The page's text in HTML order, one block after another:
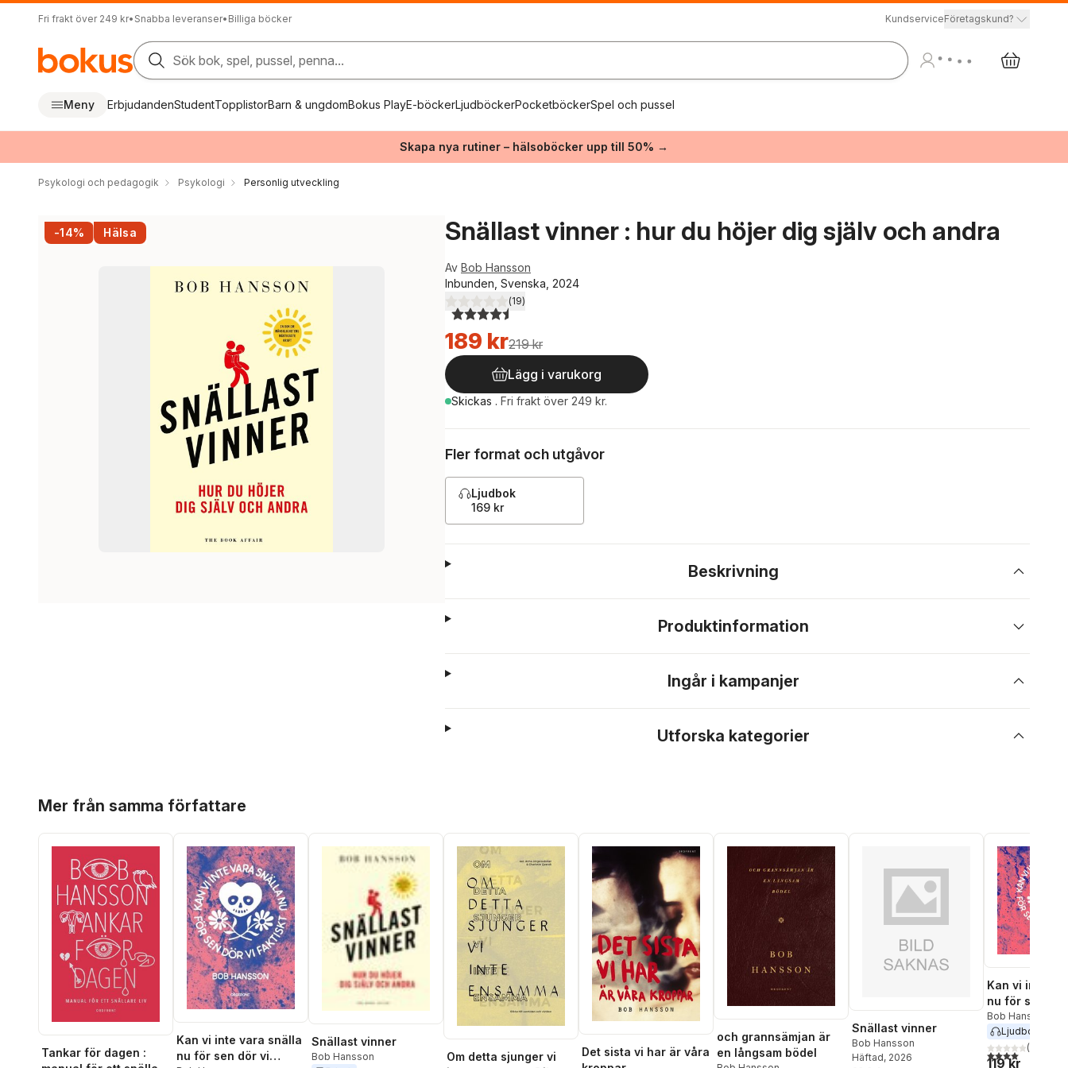
Fri frakt över 249 kr• Snabba leveranser• Billiga böcker KundserviceFöretagskund?
Sök bok, spel, pussel, penna...
Meny ErbjudandenStudentTopplistorBarn & ungdomBokus PlayE-böckerLjudböckerPocketböckerSpel och pussel
Skapa nya rutiner – hälsoböcker upp till 50% →
Psykologi och pedagogik Psykologi Personlig utveckling
-14% Hälsa Snällast vinner : hur du höjer dig själv och andra
Av Bob Hansson
Inbunden, Svenska, 2024
4,5utav 5 stjärnor. Totalt antal röster:
(19)
189 kr219 kr
Lägg i varukorg
Skickas . Fri frakt över 249 kr.
Fler format och utgåvor
Ljudbok
169 kr
Beskrivning
Produktinformation
Ingår i kampanjer
Utforska kategorier
Mer från samma författare
Tankar för dagen :
Kan vi inte vara snälla
nu för sen dör vi
Snällast vinner
Bob Hansson
Om detta sjunger vi
Det sista vi har är våra
och grannsämjan är
en långsam bödel
Snällast vinner
Bob Hansson
Häftad, 2026
Kan vi inte
nu för sen
faktiskt
Bob Hansson
Ljudbok
4,0utav 5(
119 kr